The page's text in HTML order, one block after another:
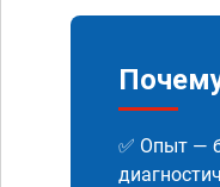
✅ Опыт —